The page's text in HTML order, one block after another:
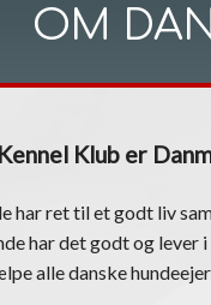
OM
Klub er
har ret til et godt liv
har det godt og lever
alle danske